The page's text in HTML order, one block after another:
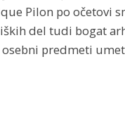
Pilon po očetovi
del tudi bogat
predmeti